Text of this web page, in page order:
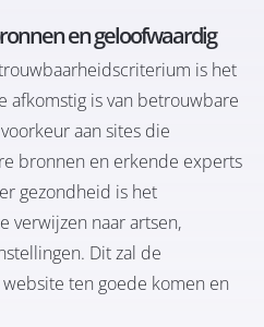
en geloofwaardig
is het
afkomstig is van betrouwbare
aan sites die
bronnen en erkende experts
gezondheid is het
verwijzen naar artsen,
Dit zal de
ten goede komen en